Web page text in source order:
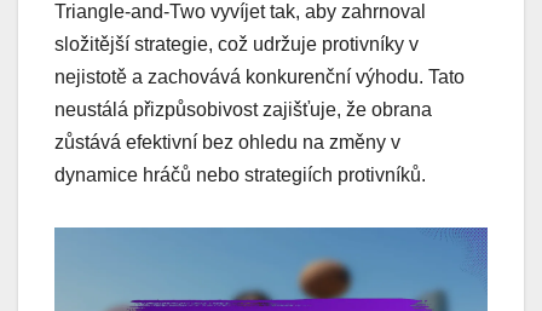
Triangle-and-Two vyvíjet tak, aby zahrnoval
složitější strategie, což udržuje protivníky v
nejistotě a zachovává konkurenční výhodu. Tato
neustálá přizpůsobivost zajišťuje, že obrana
zůstává efektivní bez ohledu na změny v
dynamice hráčů nebo strategiích protivníků.